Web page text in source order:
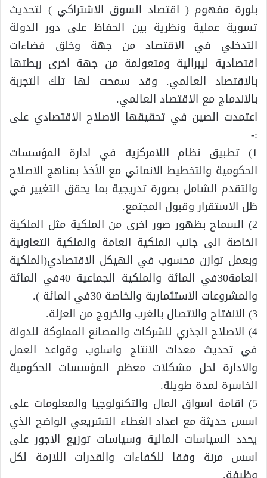
بلورة مفهوم ( اقتصاد السوق الاشتراكي ) لتحديث
تسوية عملية ونظرية بين الحفاظ على دور الدولة
التدخلي في الاقتصاد من جهة وخلق فضاءات
اقتصادية ليبرالية ومتعولمة من جهة اخرى ربطتها
بالاقتصاد العالمي. وقد سمحت لها تلك التجربة
بالاندماج مع الاقتصاد العالمي.
اعتمدت الصين في تحقيقها الاصلاح الاقتصادي على
:-
1) تطبيق نظام اللامركزية في ادارة المؤسسات
الحكومية والتخطيط الانمائي مع الأخذ بمناهج الاصلاح
والتقدم الشامل بصورة تدريجية بما يحقق التغيير في
ظل الاستقرار وقبول المجتمع.
2) السماح بظهور صور اخرى من الملكية مثل الملكية
الخاصة الى جانب الملكية العامة والملكية التعاونية
وبعمل توازن محسوب في الهيكل الاقتصادي(الملكية
العامة30في المائة والملكية الجماعية 40في المائة
والمشروعات الاستثمارية والخاصة 30في المائة ).
3) الانفتاح والاتصال بالغرب والخروج من العزلة.
4) الاصلاح الجذري للشركات والمصانع المملوكة للدولة
في تحديث معدات الانتاج واسلوب وقواعد العمل
والادارة لحل مشكلات معظم المؤسسات الحكومية
الخاسرة لمدة طويلة.
5) اقامة اسواق المال والتكنولوجيا والمعلومات على
اسس حديثة مع اعداد الغطاء التشريعي الواضح الذي
يحدد السياسات المالية وسياسات توزيع الاجور على
اسس مرنة وفقا للكفاءات والقدرات اللازمة لكل